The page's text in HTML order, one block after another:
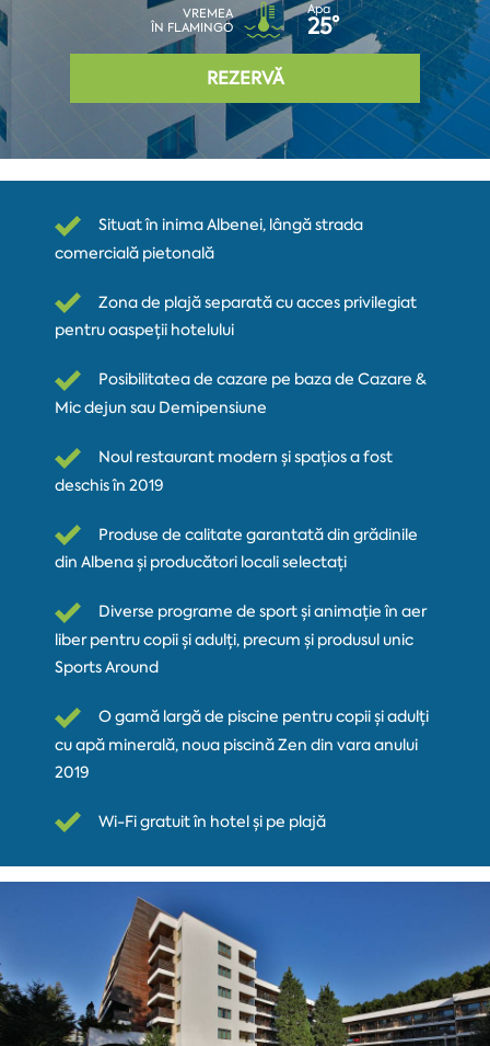
VREMEA
ÎN FLAMINGO
Apa
25°
REZERVĂ
Situat în inima Albenei, lângă strada
comercială pietonală
Zona de plajă separată cu acces privilegiat
pentru oaspeții hotelului
Posibilitatea de cazare pe baza de Cazare &
Mic dejun sau Demipensiune
Noul restaurant modern și spațios a fost
deschis în 2019
Produse de calitate garantată din grădinile
din Albena și producători locali selectați
Diverse programe de sport și animație în aer
liber pentru copii și adulți, precum și produsul unic
Sports Around
O gamă largă de piscine pentru copii și adulți
cu apă minerală, noua piscină Zen din vara anului
2019
Wi-Fi gratuit în hotel și pe plajă